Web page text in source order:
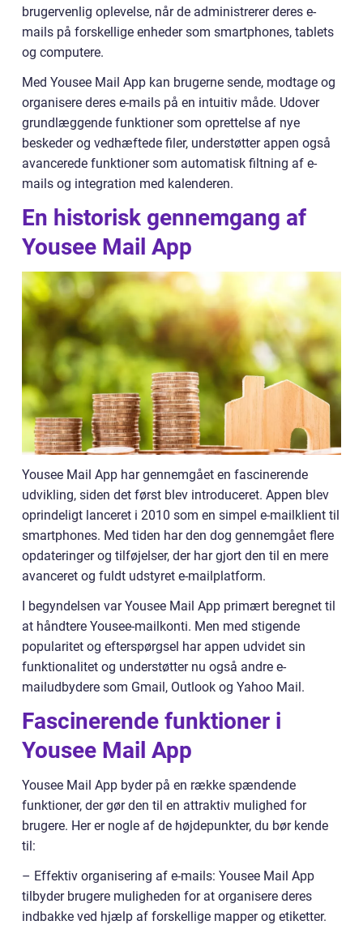
brugervenlig oplevelse, når de administrerer deres e-
mails på forskellige enheder som smartphones, tablets
og computere.
Med Yousee Mail App kan brugerne sende, modtage og
organisere deres e-mails på en intuitiv måde. Udover
grundlæggende funktioner som oprettelse af nye
beskeder og vedhæftede filer, understøtter appen også
avancerede funktioner som automatisk filtning af e-
mails og integration med kalenderen.
En historisk gennemgang af
Yousee Mail App
Yousee Mail App har gennemgået en fascinerende
udvikling, siden det først blev introduceret. Appen blev
oprindeligt lanceret i 2010 som en simpel e-mailklient til
smartphones. Med tiden har den dog gennemgået flere
opdateringer og tilføjelser, der har gjort den til en mere
avanceret og fuldt udstyret e-mailplatform.
I begyndelsen var Yousee Mail App primært beregnet til
at håndtere Yousee-mailkonti. Men med stigende
popularitet og efterspørgsel har appen udvidet sin
funktionalitet og understøtter nu også andre e-
mailudbydere som Gmail, Outlook og Yahoo Mail.
Fascinerende funktioner i
Yousee Mail App
Yousee Mail App byder på en række spændende
funktioner, der gør den til en attraktiv mulighed for
brugere. Her er nogle af de højdepunkter, du bør kende
til:
– Effektiv organisering af e-mails: Yousee Mail App
tilbyder brugere muligheden for at organisere deres
indbakke ved hjælp af forskellige mapper og etiketter.